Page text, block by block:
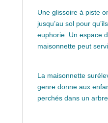
Une glissoire à piste
jusqu’au sol pour
euphorie. Un espace
maisonnette peut
La maisonnette
genre donne aux
perchés dans un arbre.